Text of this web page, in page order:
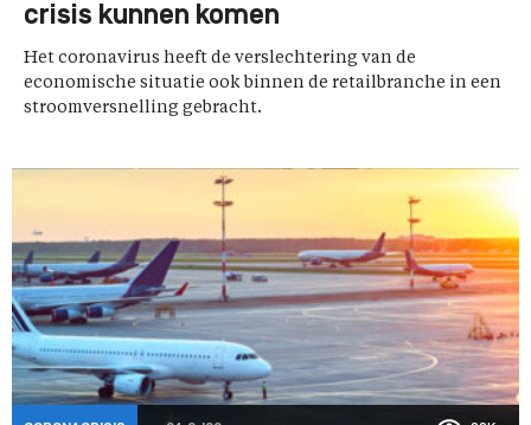
crisis kunnen komen
Het coronavirus heeft de verslechtering van de
economische situatie ook binnen de retailbranche in een
stroomversnelling gebracht.